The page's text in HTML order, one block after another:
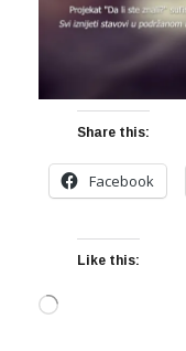
Share this:
Facebook
Like this:
Loading…